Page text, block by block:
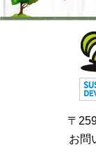
〒
お問